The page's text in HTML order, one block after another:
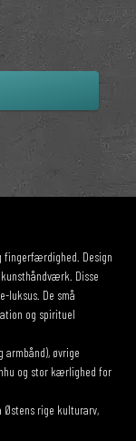
fingerfærdighed. Design
Disse
luksus. De små
og spirituel
armbånd), øvrige
og stor kærlighed for
Østens rige kulturarv,